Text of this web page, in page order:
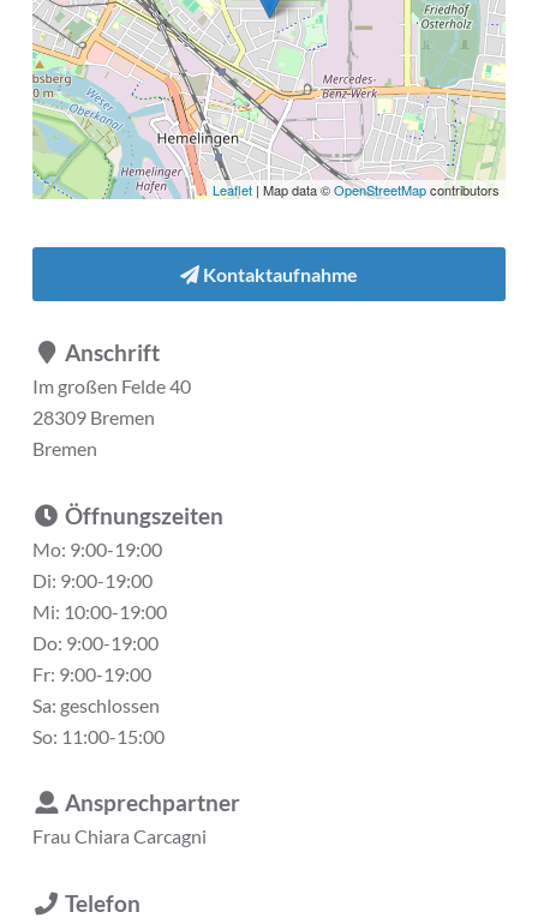
Leaflet | Map data ©OpenStreetMapcontributors
Kontaktaufnahme
Anschrift
Im großen Felde 40
28309 Bremen
Bremen
Öffnungszeiten
Mo: 9:00-19:00
Di: 9:00-19:00
Mi: 10:00-19:00
Do: 9:00-19:00
Fr: 9:00-19:00
Sa: geschlossen
So: 11:00-15:00
Ansprechpartner
Frau Chiara Carcagni
Telefon